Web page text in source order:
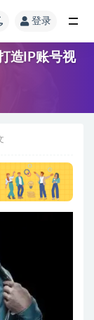
登录
造IP账号视